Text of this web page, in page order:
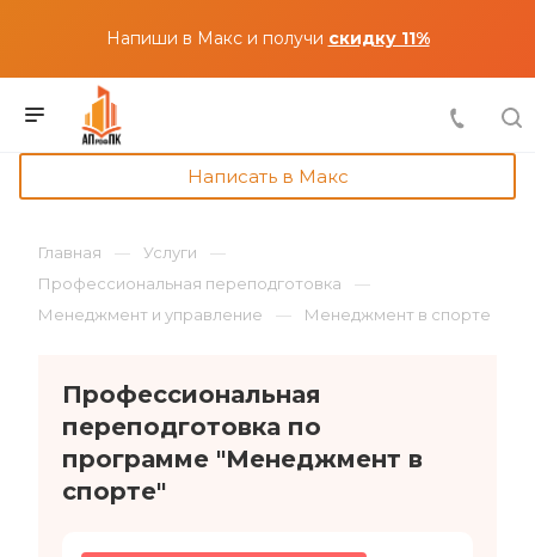
Напиши в Макс и получи скидку 11%
Написать в Макс
Главная
Услуги
Профессиональная переподготовка
Менеджмент и управление
Менеджмент в спорте
Профессиональная
переподготовка по
программе "Менеджмент в
спорте"